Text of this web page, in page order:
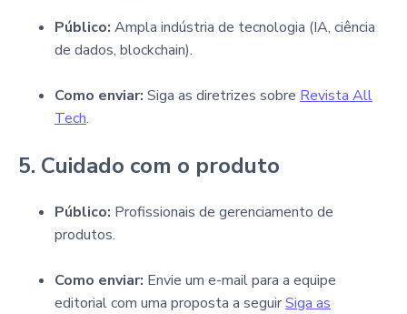
Público: Ampla indústria de tecnologia (IA, ciência
de dados, blockchain).
Como enviar: Siga as diretrizes sobre Revista All
Tech.
5. Cuidado com o produto
Público: Profissionais de gerenciamento de
produtos.
Como enviar: Envie um e-mail para a equipe
editorial com uma proposta a seguirSiga as